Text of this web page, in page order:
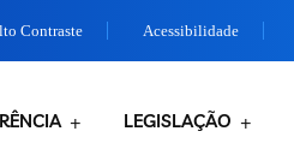
Contraste Acessibilidade
LEGISLAÇÃO